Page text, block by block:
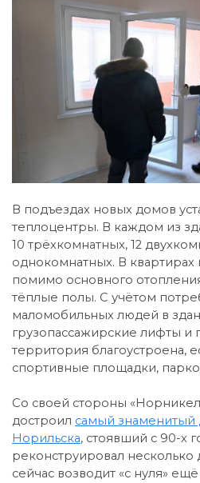
В подъездах новых домов
теплоцентры. В каждом из
10 трёхкомнатных, 12
однокомнатных. В квартирах
помимо основного
тёплые полы. С учётом
маломобильных людей в
грузопассажирские лифты и
территория благоустроена,
спортивные площадки,
Со своей стороны
достроил самый знаменитый
Норильска, стоявший с 90-х
реконструировал
сейчас возводит «с нуля»